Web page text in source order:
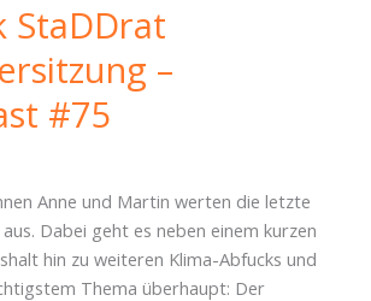
StaDDrat
–
#75
Anne und Martin werten die letzte
Dabei geht es neben einem kurzen
hin zu weiteren Klima-Abfucks und
Thema überhaupt: Der